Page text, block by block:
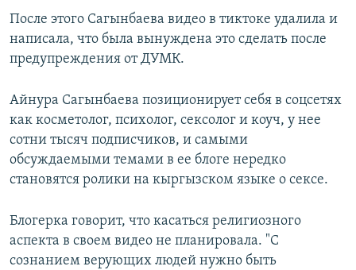
После этого Сагынбаева видео в тиктоке удалила и
написала, что была вынуждена это сделать после
предупреждения от ДУМК.
Айнура Сагынбаева позиционирует себя в соцсетях
как косметолог, психолог, сексолог и коуч, у нее
сотни тысяч подписчиков, и самыми
обсуждаемыми темами в ее блоге нередко
становятся ролики на кыргызском языке о сексе.
Блогерка говорит, что касаться религиозного
аспекта в своем видео не планировала. "С
сознанием верующих людей нужно быть